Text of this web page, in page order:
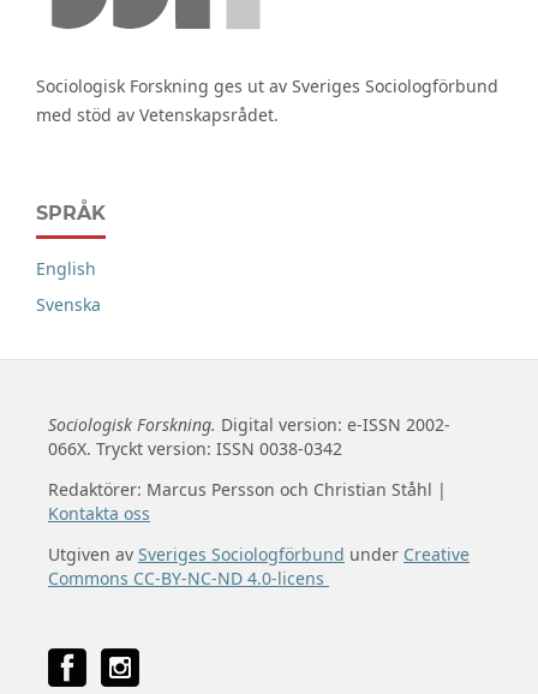
Sociologisk Forskning ges ut av Sveriges Sociologförbund
med stöd av Vetenskapsrådet.
SPRÅK
English
Svenska
Sociologisk Forskning. Digital version: e-ISSN 2002-
066X. Tryckt version: ISSN 0038-0342
Redaktörer: Marcus Persson och Christian Ståhl |
Kontakta oss
Utgiven av Sveriges Sociologförbund under Creative
Commons CC-BY-NC-ND 4.0-licens